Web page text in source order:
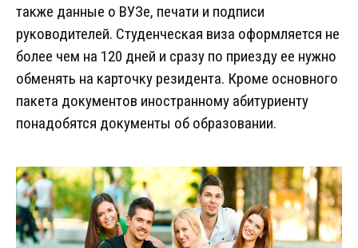
также данные о ВУЗе, печати и подписи
руководителей. Студенческая виза оформляется не
более чем на 120 дней и сразу по приезду ее нужно
обменять на карточку резидента. Кроме основного
пакета документов иностранному абитуриенту
понадобятся документы об образовании.